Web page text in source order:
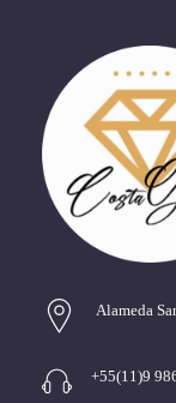
Alameda
+55(11)9